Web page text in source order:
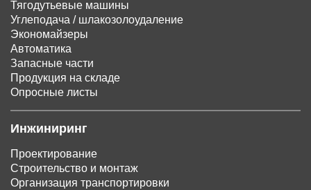
Тягодутьевые машины
Углеподача / шлакозолоудаление
Экономайзеры
Автоматика
Запасные части
Продукция на складе
Опросные листы
Инжиниринг
Проектирование
Строительство и монтаж
Организация транспортировки